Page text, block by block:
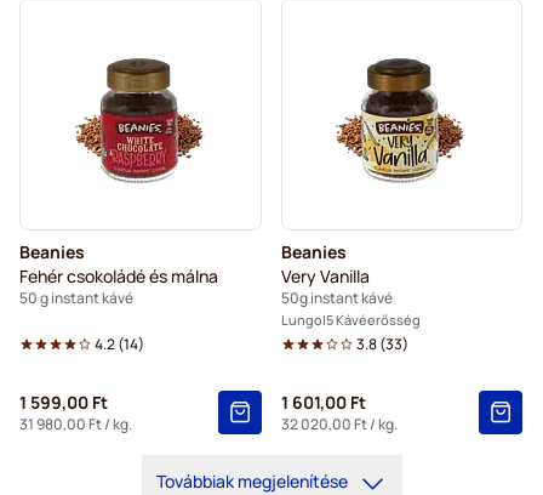
Beanies
Fehér csokoládé és málna
50 g instant kávé
4.2(14)
1 599,00 Ft
31 980,00 Ft/ kg.
Beanies
Very Vanilla
50g instant kávé
Lungo 5 Kávéerősség
3.8(33)
1 601,00 Ft
32 020,00 Ft/ kg.
Továbbiak megjelenítése